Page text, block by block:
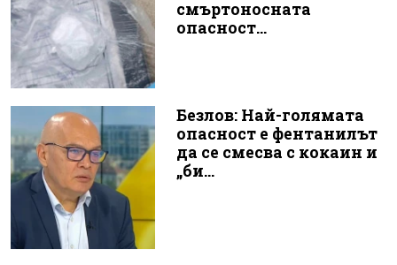
смъртоносната
опасност...
Безлов: Най-голямата
опасност е фентанилът
да се смесва с кокаин и
„би...